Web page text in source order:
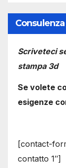
Scriveteci
stampa 3d
Se volete
esigenze
[contact-
contatto 1″]